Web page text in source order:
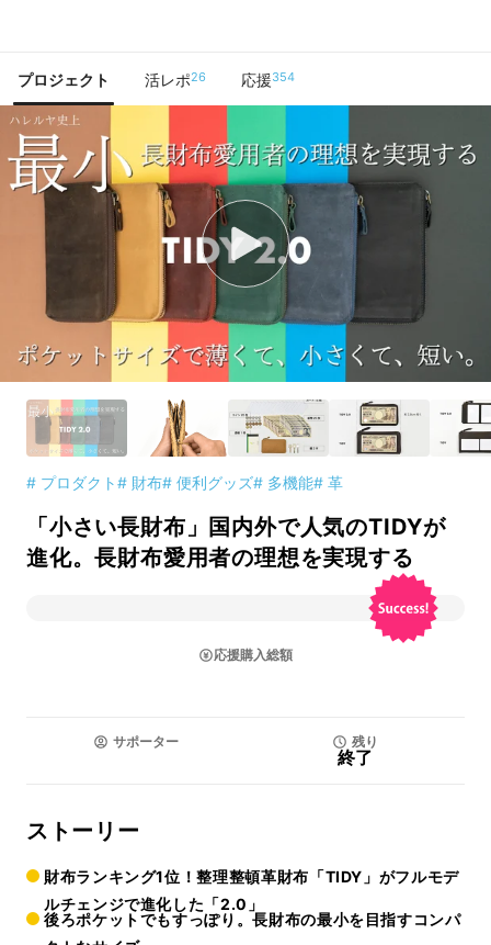
プロジェクト 活レポ26 応援354
# プロダクト# 財布# 便利グッズ# 多機能# 革
「小さい長財布」国内外で人気のTIDYが
進化。長財布愛用者の理想を実現する
応援購入総額
サポーター 残り
終了
ストーリー
財布ランキング1位！整理整頓革財布「TIDY」がフルモデ
ルチェンジで進化した「2.0」
後ろポケットでもすっぽり。長財布の最小を目指すコンパ